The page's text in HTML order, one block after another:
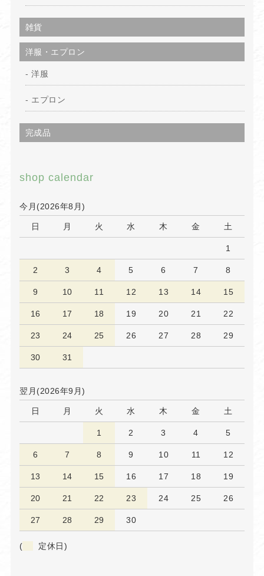
雑貨
洋服・エプロン
洋服
エプロン
完成品
shop calendar
今月(2026年8月)
日 月 火 水 木 金 土
1
2 3 4 5 6 7 8
9 10 11 12 13 14 15
16 17 18 19 20 21 22
23 24 25 26 27 28 29
30 31
翌月(2026年9月)
日 月 火 水 木 金 土
1 2 3 4 5
6 7 8 9 10 11 12
13 14 15 16 17 18 19
20 21 22 23 24 25 26
27 28 29 30
( 定休日)